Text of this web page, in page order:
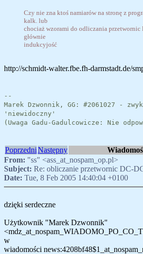
Czy nie zna ktoś namiarów na stronę z
kalk. lub
chociaż wzorami do odliczania przetwornic
głównie
indukcyjość
http://schmidt-walter.fbe.fh-darmstadt.de/
--
Marek Dzwonnik, GG: #2061027 -
'niewidoczny'
(Uwaga Gadu-Gadulcowicze: Nie
PoprzedniNastępny
From: "ss" <ass_at_nospam_op.pl>
Subject: Re: obliczanie przetwornic DC-
Date: Tue, 8 Feb 2005 14:40:04 +0100
dzięki serdeczne
Użytkownik "Marek Dzwonnik"
w
wiadomości